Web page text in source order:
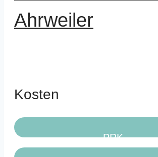
Ahrweiler
Kosten
PRK